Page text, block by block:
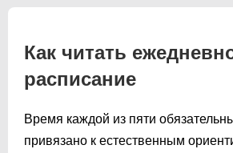
Как читать
расписание
Время каждой из пяти
привязано к естественным